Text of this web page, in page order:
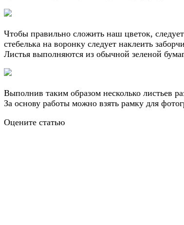
Чтобы правильно сложить наш цветок,
стебелька на воронку следует наклеить
Листья выполняются из обычной зеленой
Выполнив таким образом несколько листьев
За основу работы можно взять рамку для
Оцените статью